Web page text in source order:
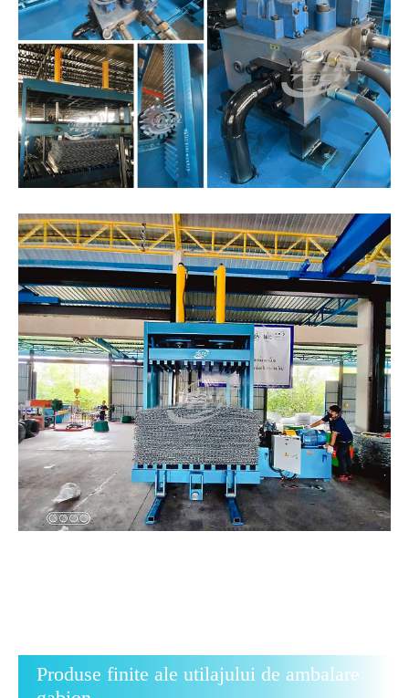
Produse finite ale utilajului de ambalare